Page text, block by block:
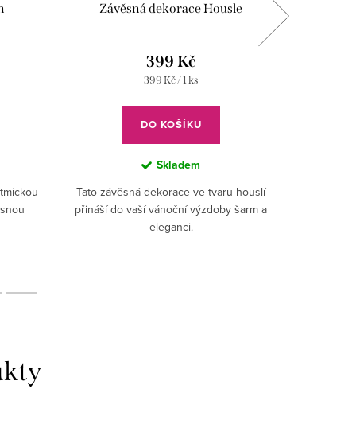
Závěsná dekorace Housle
399 Kč
Měrná
399 Kč / 1 ks
DO KOŠÍKU
Skladem
Tato závěsná dekorace ve tvaru houslí
přináší do vaší vánoční výzdoby šarm a
eleganci.